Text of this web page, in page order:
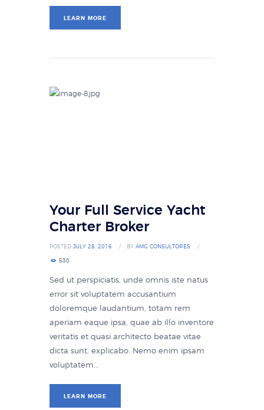
LEARN MORE
Your Full Service Yacht
Charter Broker
POSTED JULY 28, 2016 BY AMG CONSULTORES
530
Sed ut perspiciatis, unde omnis iste natus
error sit voluptatem accusantium
doloremque laudantium, totam rem
aperiam eaque ipsa, quae ab illo inventore
veritatis et quasi architecto beatae vitae
dicta sunt, explicabo. Nemo enim ipsam
voluptatem...
LEARN MORE